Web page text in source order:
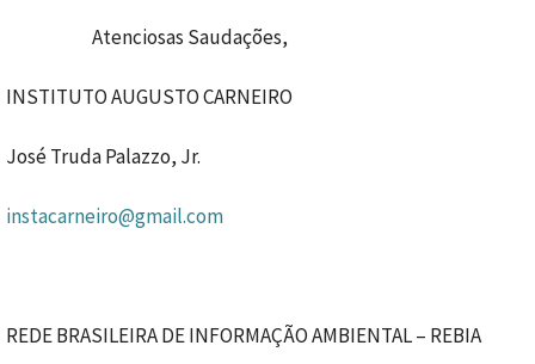
Atenciosas Saudações,
INSTITUTO AUGUSTO CARNEIRO
José Truda Palazzo, Jr.
instacarneiro@gmail.com
REDE BRASILEIRA DE INFORMAÇÃO AMBIENTAL – REBIA